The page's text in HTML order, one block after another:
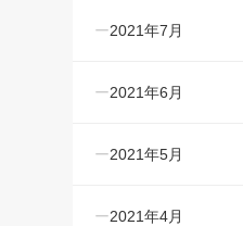
2021年7月
2021年6月
2021年5月
2021年4月